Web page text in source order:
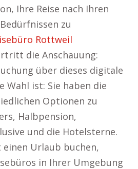
Ihre Reise nach Ihren
zu
Rottweil
die Anschauung:
über dieses digitale
Wahl ist: Sie haben die
Optionen zu
Halbpension,
und die Hotelsterne.
Urlaub buchen,
in Ihrer Umgebung